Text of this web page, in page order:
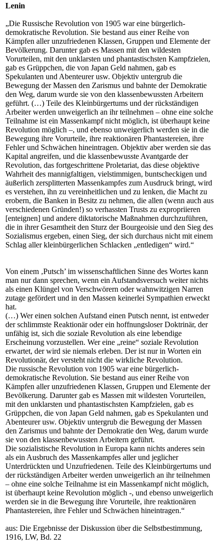
Lenin
„Die Russische Revolution von 1905 war eine bürgerlich-
demokratische Revolution. Sie bestand aus einer Reihe von
Kämpfen aller unzufriedenen Klassen, Gruppen und Elemente der
Bevölkerung. Darunter gab es Massen mit den wildesten
Vorurteilen, mit den unklarsten und phantastischsten Kampfzielen,
gab es Grüppchen, die von Japan Geld nahmen, gab es
Spekulanten und Abenteurer usw. Objektiv untergrub die
Bewegung der Massen den Zarismus und bahnte der Demokratie
den Weg, darum wurde sie von den klassenbewussten Arbeitern
geführt. (…) Teile des Kleinbürgertums und der rückständigen
Arbeiter werden unweigerlich an ihr teilnehmen – ohne eine solche
Teilnahme ist ein Massenkampf nicht möglich, ist überhaupt keine
Revolution möglich –, und ebenso unweigerlich werden sie in die
Bewegung ihre Vorurteile, ihre reaktionären Phantastereien, ihre
Fehler und Schwächen hineintragen. Objektiv aber werden sie das
Kapital angreifen, und die klassenbewusste Avantgarde der
Revolution, das fortgeschrittene Proletariat, das diese objektive
Wahrheit des mannigfaltigen, vielstimmigen, buntscheckigen und
äußerlich zersplitterten Massenkampfes zum Ausdruck bringt, wird
es verstehen, ihn zu vereinheitlichen und zu lenken, die Macht zu
erobern, die Banken in Besitz zu nehmen, die allen (wenn auch aus
verschiedenen Gründen!) so verhassten Trusts zu expropriieren
[enteignen] und andere diktatorische Maßnahmen durchzuführen,
die in ihrer Gesamtheit den Sturz der Bourgeoisie und den Sieg des
Sozialismus ergeben, einen Sieg, der sich durchaus nicht mit einem
Schlag aller kleinbürgerlichen Schlacken „entledigen“ wird.“
Von einem ‚Putsch’ im wissenschaftlichen Sinne des Wortes kann
man nur dann sprechen, wenn ein Aufstandsversuch weiter nichts
als einen Klüngel von Verschwörern oder wahnwitzigen Narren
zutage gefördert und in den Massen keinerlei Sympathien erweckt
hat.
(…) Wer einen solchen Aufstand einen Putsch nennt, ist entweder
der schlimmste Reaktionär oder ein hoffnungsloser Doktrinär, der
unfähig ist, sich die soziale Revolution als eine lebendige
Erscheinung vorzustellen. Wer eine „reine“ soziale Revolution
erwartet, der wird sie niemals erleben. Der ist nur in Worten ein
Revolutionär, der versteht nicht die wirkliche Revolution.
Die russische Revolution von 1905 war eine bürgerlich-
demokratische Revolution. Sie bestand aus einer Reihe von
Kämpfen aller unzufriedenen Klassen, Gruppen und Elemente der
Bevölkerung. Darunter gab es Massen mit wildesten Vorurteilen,
mit den unklarsten und phantastischsten Kampfzielen, gab es
Grüppchen, die von Japan Geld nahmen, gab es Spekulanten und
Abenteurer usw. Objektiv untergrub die Bewegung der Massen
den Zarismus und bahnte der Demokratie den Weg, darum wurde
sie von den klassenbewussten Arbeitern geführt.
Die sozialistische Revolution in Europa kann nichts anderes sein
als ein Ausbruch des Massenkampfes aller und jeglicher
Unterdrückten und Unzufriedenen. Teile des Kleinbürgertums und
der rückständigen Arbeiter werden unweigerlich an ihr teilnehmen
– ohne eine solche Teilnahme ist ein Massenkampf nicht möglich,
ist überhaupt keine Revolution möglich -, und ebenso unweigerlich
werden sie in die Bewegung ihre Vorurteile, ihre reaktionären
Phantastereien, ihre Fehler und Schwächen hineintragen.“
aus: Die Ergebnisse der Diskussion über die Selbstbestimmung,
1916, LW, Bd. 22